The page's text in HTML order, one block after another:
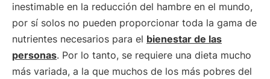
inestimable en la reducción del hambre en el mundo,
por sí solos no pueden proporcionar toda la gama de
nutrientes necesarios para el bienestar de las
personas. Por lo tanto, se requiere una dieta mucho
más variada, a la que muchos de los más pobres del